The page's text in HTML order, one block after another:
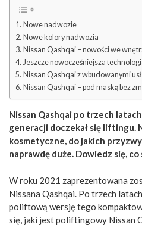
Nowe nadwozie
Nowe kolory nadwozia
Nissan Qashqai – nowości we
Jeszcze nowocześniejsza
Nissan Qashqai z wbudowanymi
Nissan Qashqai – pod maską bez
Nissan Qashqai po trzech
generacji doczekał się liftingu.
kosmetyczne, do jakich
naprawdę duże. Dowiedz się, co
W roku 2021 zaprezentowana
Nissana Qashqai. Po trzech
poliftową wersję tego
się, jaki jest poliftingowy Nissan